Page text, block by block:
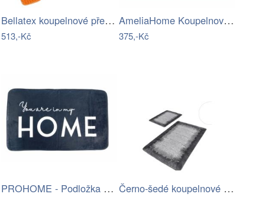
Bellatex koupelnové předložky SADA BANY…
513,-Kč
AmeliaHome Koupelnová sada koberců Bati…
375,-Kč
PROHOME - Podložka koupelnová různé… Černo-šedé koupelnové předložky v sadě…